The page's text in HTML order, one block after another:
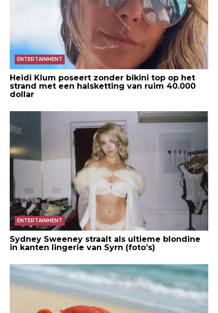
ENTERTAINMENT
Heidi Klum poseert zonder bikini top op het
strand met een halsketting van ruim 40.000
dollar
ENTERTAINMENT
Sydney Sweeney straalt als ultieme blondine
in kanten lingerie van Syrn (foto’s)